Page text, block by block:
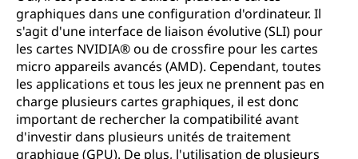
graphiques dans une configuration d'ordinateur. Il
s'agit d'une interface de liaison évolutive (SLI) pour
les cartes NVIDIA® ou de crossfire pour les cartes
micro appareils avancés (AMD). Cependant, toutes
les applications et tous les jeux ne prennent pas en
charge plusieurs cartes graphiques, il est donc
important de rechercher la compatibilité avant
d'investir dans plusieurs unités de traitement
graphique (GPU). De plus, l'utilisation de plusieurs